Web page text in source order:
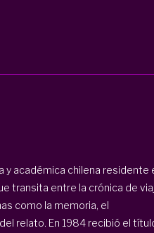
y académica chilena residente
transita entre la crónica de
como la memoria, el
relato. En 1984 recibió el